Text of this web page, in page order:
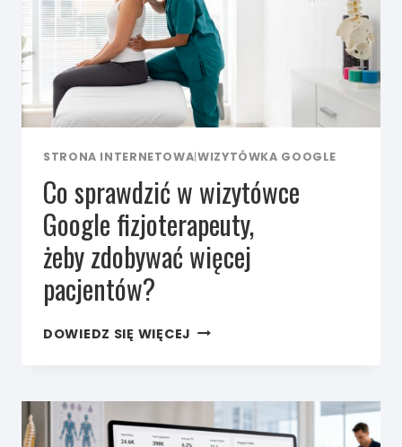
STRONA INTERNETOWA|WIZYTÓWKA GOOGLE
Co sprawdzić w wizytówce
Google fizjoterapeuty,
żeby zdobywać więcej
pacjentów?
DOWIEDZ SIĘ WIĘCEJ CO SPRAWDZIĆ
ŻEBY ZDOBYWAĆ
WIĘCEJ
PACJENTÓW?